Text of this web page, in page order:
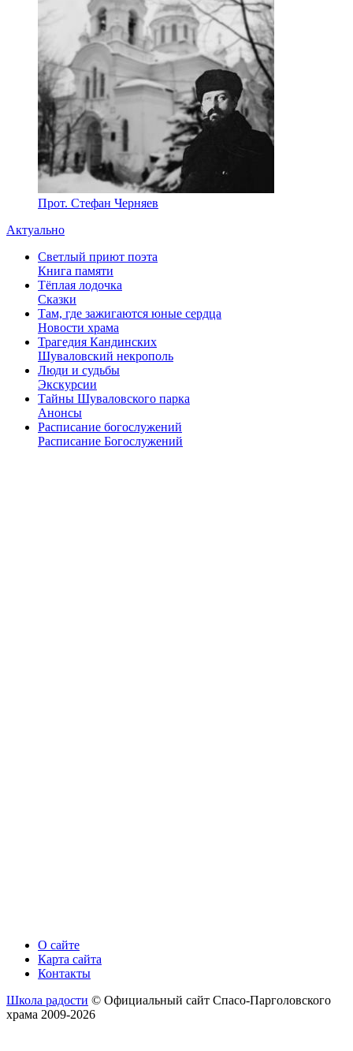
Прот. Стефан Черняев
Актуально
Светлый приют поэта
Книга памяти
Тёплая лодочка
Сказки
Там, где зажигаются юные сердца
Новости храма
Трагедия Кандинских
Шуваловский некрополь
Люди и судьбы
Экскурсии
Тайны Шуваловского парка
Анонсы
Расписание богослужений
Расписание Богослужений
О сайте
Карта сайта
Контакты
Школа радости © Официальный сайт Спасо-Парголовского
храма 2009-2026